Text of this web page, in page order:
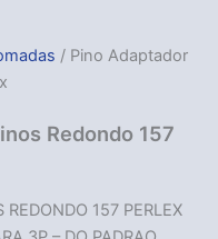
/ Pino Adaptador
Redondo 157
157 PERLEX